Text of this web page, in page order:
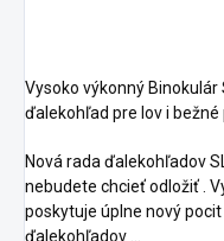
Vysoko výkonný
ďalekohľad pre lov i bežné
Nová rada ďalekohľadov
nebudete chcieť odložiť .
poskytuje úplne nový
ďalekohľadov ...